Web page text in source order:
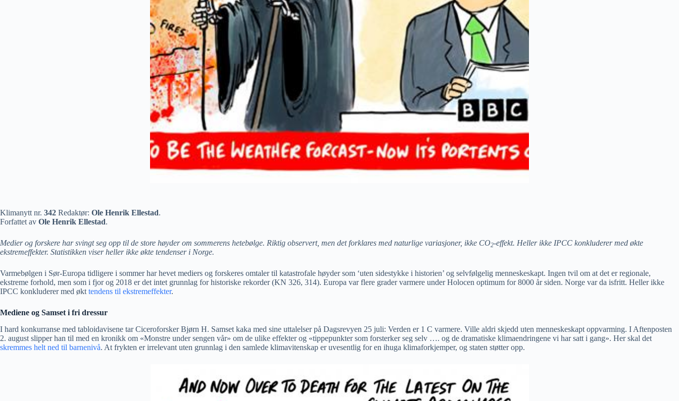
Klimanytt nr. 342 Redaktør: Ole Henrik Ellestad.
Forfattet av Ole Henrik Ellestad.
Medier og forskere har svingt seg opp til de store høyder om sommerens hetebølge. Riktig observert, men det forklares med naturlige variasjoner, ikke CO2-effekt. Heller ikke IPCC konkluderer med økte
ekstremeffekter. Statistikken viser heller ikke økte tendenser i Norge.
Varmebølgen i Sør-Europa tidligere i sommer har hevet mediers og forskeres omtaler til katastrofale høyder som ‘uten sidestykke i historien’ og selvfølgelig menneskeskapt. Ingen tvil om at det er regionale,
ekstreme forhold, men som i fjor og 2018 er det intet grunnlag for historiske rekorder (KN 326, 314). Europa var flere grader varmere under Holocen optimum for 8000 år siden. Norge var da isfritt. Heller ikke
IPCC konkluderer med økt tendens til ekstremeffekter.
Mediene og Samset i fri dressur
I hard konkurranse med tabloidavisene tar Ciceroforsker Bjørn H. Samset kaka med sine uttalelser på Dagsrevyen 25 juli: Verden er 1 C varmere. Ville aldri skjedd uten menneskeskapt oppvarming. I Aftenposten
2. august slipper han til med en kronikk om «Monstre under sengen vår» om de ulike effekter og «tippepunkter som forsterker seg selv …. og de dramatiske klimaendringene vi har satt i gang». Her skal det
skremmes helt ned til barnenivå. At frykten er irrelevant uten grunnlag i den samlede klimavitenskap er uvesentlig for en ihuga klimaforkjemper, og staten støtter opp.